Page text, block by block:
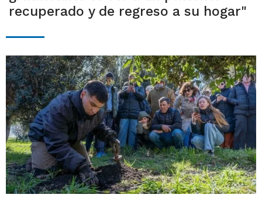
recuperado y de regreso a su hogar"